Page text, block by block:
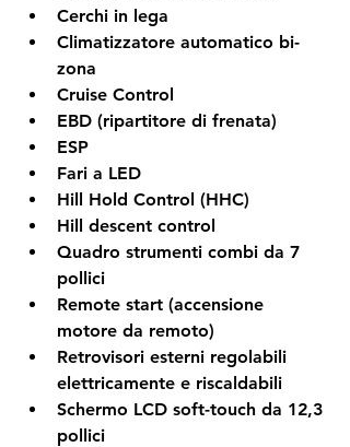
Cerchi in lega
Climatizzatore automatico bi-
zona
Cruise Control
EBD (ripartitore di frenata)
ESP
Fari a LED
Hill Hold Control (HHC)
Hill descent control
Quadro strumenti combi da 7
pollici
Remote start (accensione
motore da remoto)
Retrovisori esterni regolabili
elettricamente e riscaldabili
Schermo LCD soft-touch da 12,3
pollici